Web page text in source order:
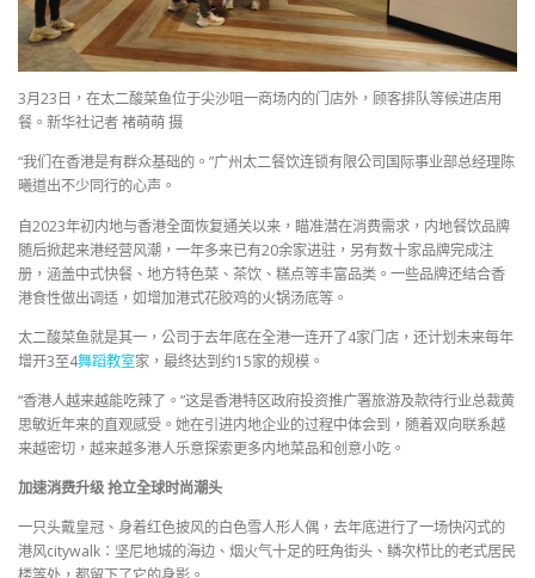
3月23日，在太二酸菜鱼位于尖沙咀一商场内的门店外，顾客排队等候进店用
餐。新华社记者 褚萌萌 摄
“我们在香港是有群众基础的。”广州太二餐饮连锁有限公司国际事业部总经理陈
曦道出不少同行的心声。
自2023年初内地与香港全面恢复通关以来，瞄准潜在消费需求，内地餐饮品牌
随后掀起来港经营风潮，一年多来已有20余家进驻，另有数十家品牌完成注
册，涵盖中式快餐、地方特色菜、茶饮、糕点等丰富品类。一些品牌还结合香
港食性做出调适，如增加港式花胶鸡的火锅汤底等。
太二酸菜鱼就是其一，公司于去年底在全港一连开了4家门店，还计划未来每年
增开3至4舞蹈教室家，最终达到约15家的规模。
“香港人越来越能吃辣了。”这是香港特区政府投资推广署旅游及款待行业总裁黄
思敏近年来的直观感受。她在引进内地企业的过程中体会到，随着双向联系越
来越密切，越来越多港人乐意探索更多内地菜品和创意小吃。
加速消费升级 抢立全球时尚潮头
一只头戴皇冠、身着红色披风的白色雪人形人偶，去年底进行了一场快闪式的
港风citywalk：坚尼地城的海边、烟火气十足的旺角街头、鳞次栉比的老式居民